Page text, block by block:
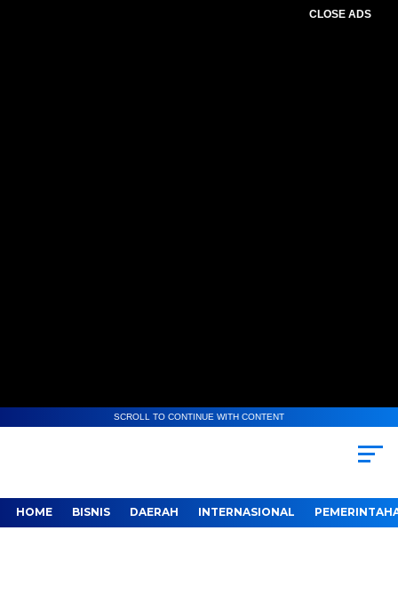
CLOSE ADS
SCROLL TO CONTINUE WITH CONTENT
HOME BISNIS DAERAH INTERNASIONAL